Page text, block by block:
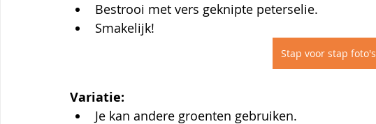
Bestrooi met vers geknipte peterselie.
Smakelijk!
Stap voor stap foto's
Variatie:
Je kan andere groenten gebruiken.